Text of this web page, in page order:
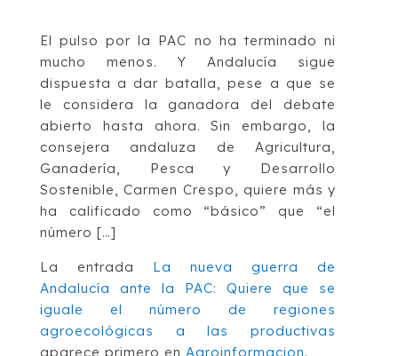
El pulso por la PAC no ha terminado ni
mucho menos. Y Andalucía sigue
dispuesta a dar batalla, pese a que se
le considera la ganadora del debate
abierto hasta ahora. Sin embargo, la
consejera andaluza de Agricultura,
Ganadería, Pesca y Desarrollo
Sostenible, Carmen Crespo, quiere más y
ha calificado como “básico” que “el
número […]
La entrada La nueva guerra de
Andalucía ante la PAC: Quiere que se
iguale el número de regiones
agroecológicas a las productivas
aparece primero en Agroinformacion.